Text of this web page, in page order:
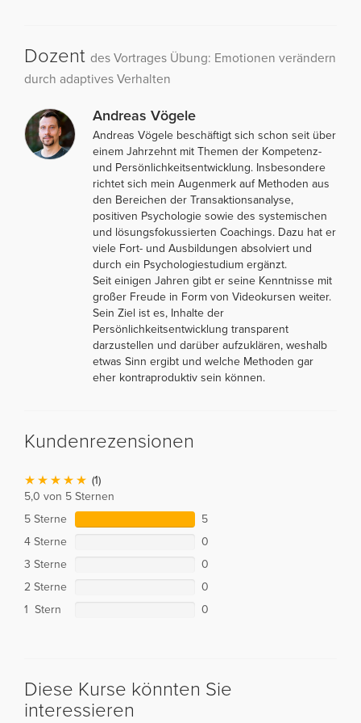
Dozent des Vortrages Übung: Emotionen verändern
durch adaptives Verhalten
Andreas Vögele
Andreas Vögele beschäftigt sich schon seit über
einem Jahrzehnt mit Themen der Kompetenz-
und Persönlichkeitsentwicklung. Insbesondere
richtet sich mein Augenmerk auf Methoden aus
den Bereichen der Transaktionsanalyse,
positiven Psychologie sowie des systemischen
und lösungsfokussierten Coachings. Dazu hat er
viele Fort- und Ausbildungen absolviert und
durch ein Psychologiestudium ergänzt.
Seit einigen Jahren gibt er seine Kenntnisse mit
großer Freude in Form von Videokursen weiter.
Sein Ziel ist es, Inhalte der
Persönlichkeitsentwicklung transparent
darzustellen und darüber aufzuklären, weshalb
etwas Sinn ergibt und welche Methoden gar
eher kontraproduktiv sein können.
Kundenrezensionen
(1)
5,0 von 5 Sternen
5 Sterne
5
4 Sterne
0
3 Sterne
0
2 Sterne
0
1 Stern
0
Diese Kurse könnten Sie
interessieren